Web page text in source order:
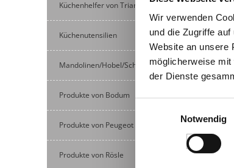
Wir verwenden
und die Zugriffe
Website an unsere
möglicherweise
der Dienste
Notwendig
Küchenhelfer von Triangle
Küchenutensilien
Mandolinen/Hobel/Schneider
Produkte von Bodum
Produkte von Peugeot
Produkte von Rösle
€ 4,94